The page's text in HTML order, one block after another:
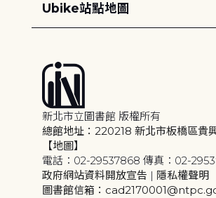
Ubike站點地圖
新北市立圖書館 版權所有
總館地址：220218 新北市板橋區貴
【地圖】
電話：02-29537868 傳真：02-
政府網站資料開放宣告 | 隱私權聲明
圖書館信箱：